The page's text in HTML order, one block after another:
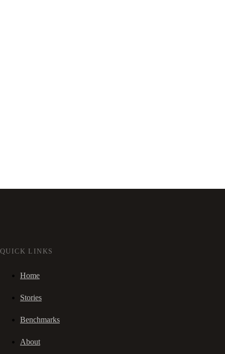
QUICK LINKS
Home
Stories
Benchmarks
About